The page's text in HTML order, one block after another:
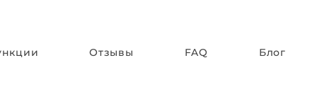
Отзывы FAQ Блог